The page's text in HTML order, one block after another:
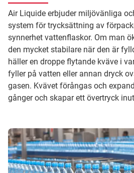
Air Liquide erbjuder miljövänliga
system för trycksättning av
synnerhet vattenflaskor. Om man
den mycket stabilare när den är
häller en droppe flytande kväve i
fyller på vatten eller annan dryck
gasen. Kvävet förångas och
gånger och skapar ett övertryck